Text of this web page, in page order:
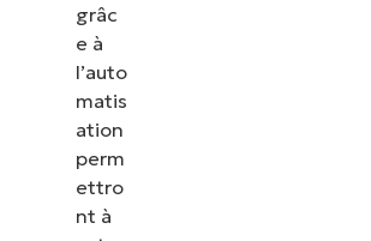
grâc
e à
l’auto
matis
ation
perm
ettro
nt à